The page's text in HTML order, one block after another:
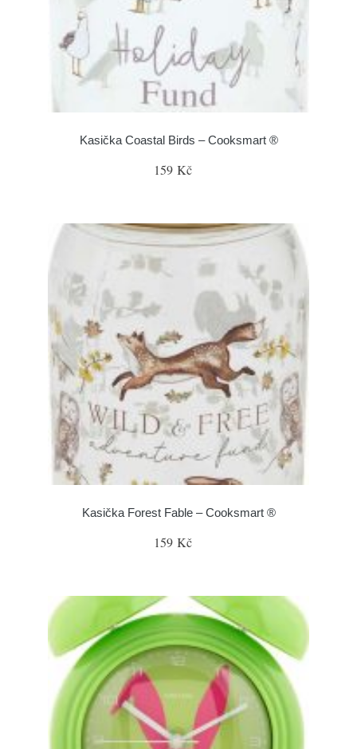
Kasička Coastal Birds – Cooksmart ®
159 Kč
Kasička Forest Fable – Cooksmart ®
159 Kč